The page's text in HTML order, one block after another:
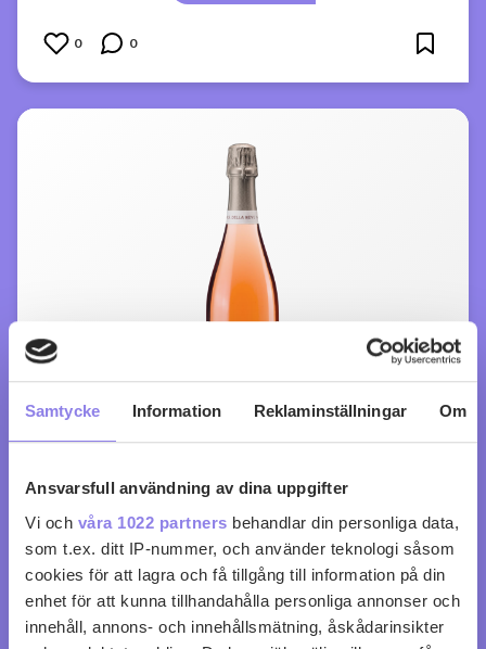
Samtycke Information Reklaminställningar Om
Ansvarsfull användning av dina uppgifter
Vi och våra 1022 partners behandlar din personliga data,
som t.ex. ditt IP-nummer, och använder teknologi såsom
cookies för att lagra och få tillgång till information på din
enhet för att kunna tillhandahålla personliga annonser och
innehåll, annons- och innehållsmätning, åskådarinsikter
0 0
N.S. della Neve Extra Brut Rosé
köp 299 kr
0 0